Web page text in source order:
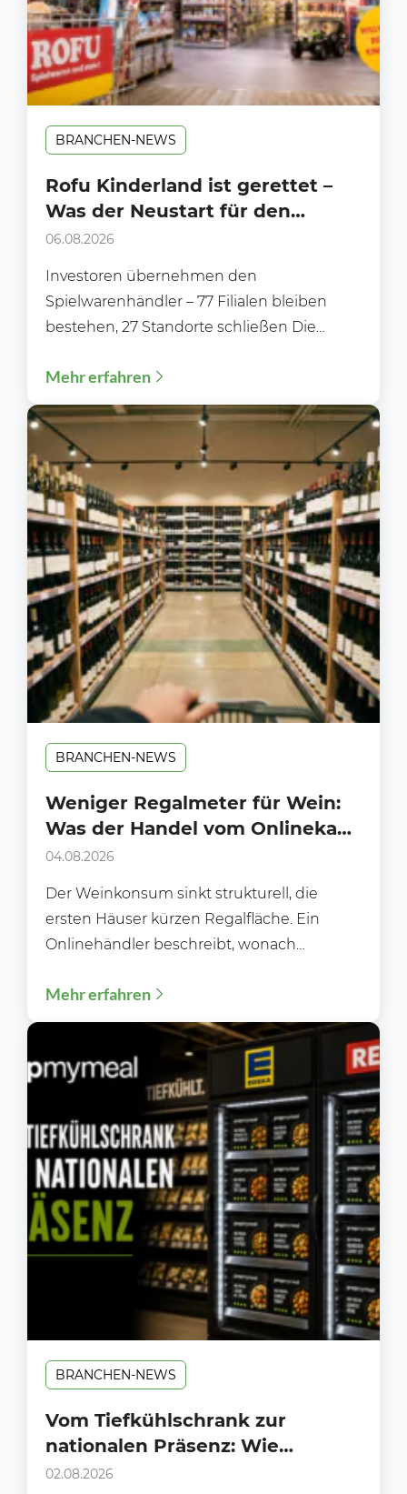
BRANCHEN-NEWS
Rofu Kinderland ist gerettet –
Was der Neustart für den
Handel bedeutet
06.08.2026
Investoren übernehmen den
Spielwarenhändler – 77 Filialen bleiben
bestehen, 27 Standorte schließen Die
Nachdem die Gläubiger...
Mehr erfahren
BRANCHEN-NEWS
Weniger Regalmeter für Wein:
Was der Handel vom Onlinekauf
lernen kann
04.08.2026
Der Weinkonsum sinkt strukturell, die
ersten Häuser kürzen Regalfläche. Ein
Onlinehändler beschreibt, wonach
suchen und was das...
Mehr erfahren
BRANCHEN-NEWS
Vom Tiefkühlschrank zur
nationalen Präsenz: Wie
PrepMyMeal den deutschen LEH
02.08.2026